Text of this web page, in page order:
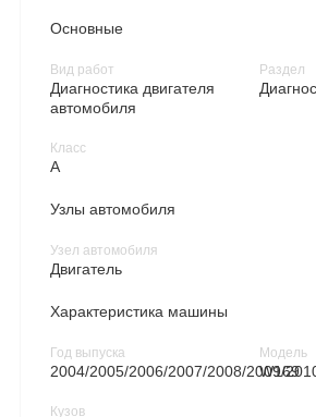
Основные
Вид работ
Диагностика двигателя
автомобиля
Класс
A
Раздел
Узлы автомобиля
Узел автомобиля
Двигатель
Характеристика машины
Год выпуска
2004/2005/2006/2007/2008/2009/
Кузов
Модель
W169